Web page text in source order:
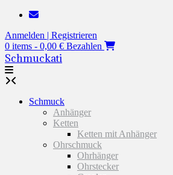
Zum
springen
Anmelden | Registrieren
0 items - 0,00 € Bezahlen
Schmuckati
Schmuck
Anhänger
Ketten
Ketten mit Anhänger
Ohrschmuck
Ohrhänger
Ohrstecker